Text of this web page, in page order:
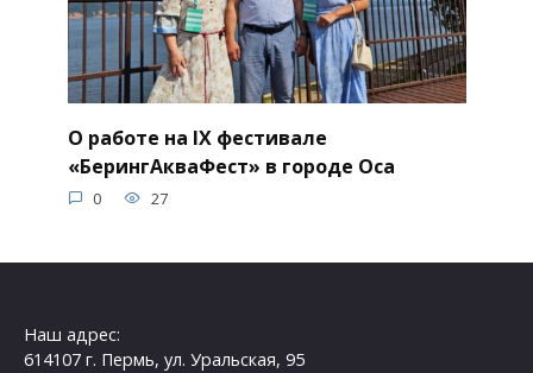
О работе на IX фестивале
«БерингАкваФест» в городе Оса
0 27
Наш адрес:
614107 г. Пермь, ул. Уральская, 95